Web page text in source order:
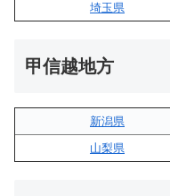
埼玉県
甲信越地方
新潟県
山梨県